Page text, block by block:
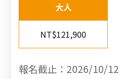
大人
NT$121,900
報名截止：2026/10/12